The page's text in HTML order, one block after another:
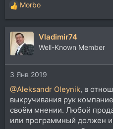
Р
е
а
к
ц
и
и
:
Morbo
Vladimir74
Well-Known Member
3 Янв 2019
@Aleksandr Oleynik, в
выкручивания рук
своём мнении. Любой
или программный должен